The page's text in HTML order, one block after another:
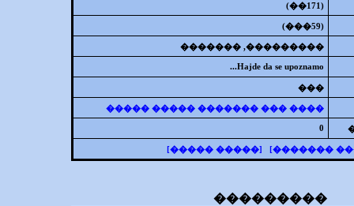
(171��)
(59���)
���������, �������
Hajde da se upoznamo...
���
���� ��� ������� ����� �����
0
[����
[����� �����]
���������